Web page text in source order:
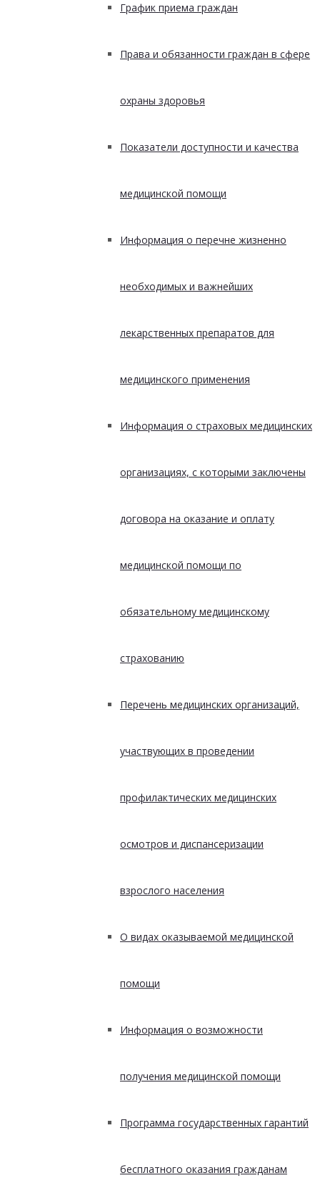
График приема граждан
Права и обязанности граждан в сфере
охраны здоровья
Показатели доступности и качества
медицинской помощи
Информация о перечне жизненно
необходимых и важнейших
лекарственных препаратов для
медицинского применения
Информация о страховых медицинских
организациях, с которыми заключены
договора на оказание и оплату
медицинской помощи по
обязательному медицинскому
страхованию
Перечень медицинских организаций,
участвующих в проведении
профилактических медицинских
осмотров и диспансеризации
взрослого населения
О видах оказываемой медицинской
помощи
Информация о возможности
получения медицинской помощи
Программа государственных гарантий
бесплатного оказания гражданам